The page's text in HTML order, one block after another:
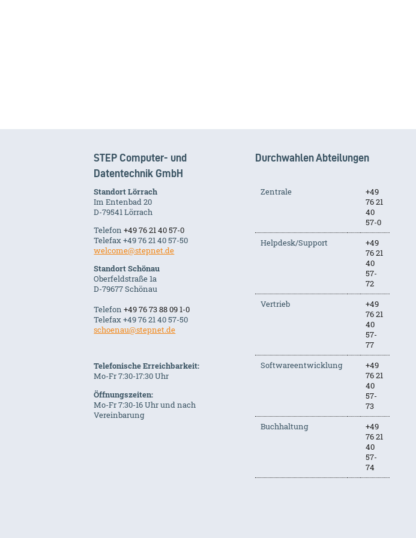
STEP Computer- und
Datentechnik GmbH
Standort Lörrach
Im Entenbad 20
D-79541 Lörrach
Telefon+49 76 21 40 57-0
Telefax +49 76 21 40 57-50
welcome@stepnet.de
Standort Schönau
Oberfeldstraße 1a
D-79677 Schönau
Telefon+49 76 73 88 09 1-0
Telefax +49 76 21 40 57-50
schoenau@stepnet.de
Telefonische Erreichbarkeit:
Mo-Fr 7:30-17:30 Uhr
Öffnungszeiten:
Mo-Fr 7:30-16 Uhr und nach
Vereinbarung
Durchwahlen Abteilungen
Zentrale
+49
76 21
40
57-0
Helpdesk/Support
+49
76 21
40
57-
72
Vertrieb
+49
76 21
40
57-
77
Softwareentwicklung
+49
76 21
40
57-
73
Buchhaltung
+49
76 21
40
57-
74